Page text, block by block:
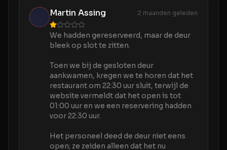
Martin Assing 2 maanden geleden
We hadden gereserveerd, maar de deur
bleek op slot te zitten.
Toen we bij de gesloten deur
aankwamen, kregen we te horen dat het
restaurant om 22:30 uur sluit, terwijl de
website vermeldt dat het open is tot
01:00 uur en we een reservering hadden
voor 22:30 uur.
Het personeel deed de deur niet eens
open; ze zeiden alleen dat het nu